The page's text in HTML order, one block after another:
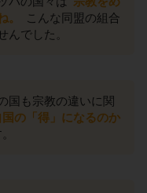
。
こんな同盟の組合
んでした。
国も宗教の違いに関
の「得」になるのか